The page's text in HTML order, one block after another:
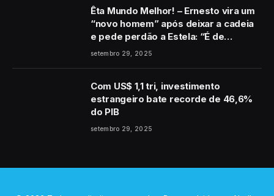
Êta Mundo Melhor! – Ernesto vira um
“novo homem” após deixar a cadeia
e pede perdão a Estela: “É de
coração”
setembro 29, 2025
Com US$ 1,1 tri, investimento
estrangeiro bate recorde de 46,6%
do PIB
setembro 29, 2025